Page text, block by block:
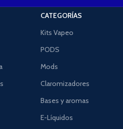
CATEGORÍAS
Kits Vapeo
PODS
Mods
Claromizadores
Bases y aromas
E-Líquidos